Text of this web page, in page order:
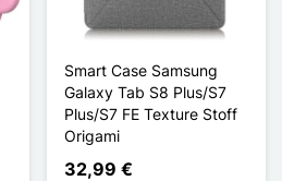
Smart Case Samsung
Galaxy Tab S8 Plus/S7
Plus/S7 FE Texture Stoff
Origami
32,99 €